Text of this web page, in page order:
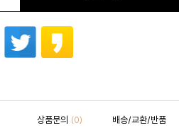
상품문의 (0) 배송/교환/반품